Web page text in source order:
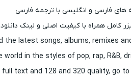
های فارسی و انگلیسی با ترجمه فارسی
کامل همراه با کیفیت اصلی و لینک
the latest songs, albums, remixes
world in the styles of pop, rap, R&B,
text and 128 and 320 quality, go